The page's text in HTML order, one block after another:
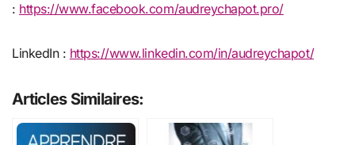
: https://www.facebook.com/audreychapot.pro/
LinkedIn : https://www.linkedin.com/in/audreychapot/
Articles Similaires: